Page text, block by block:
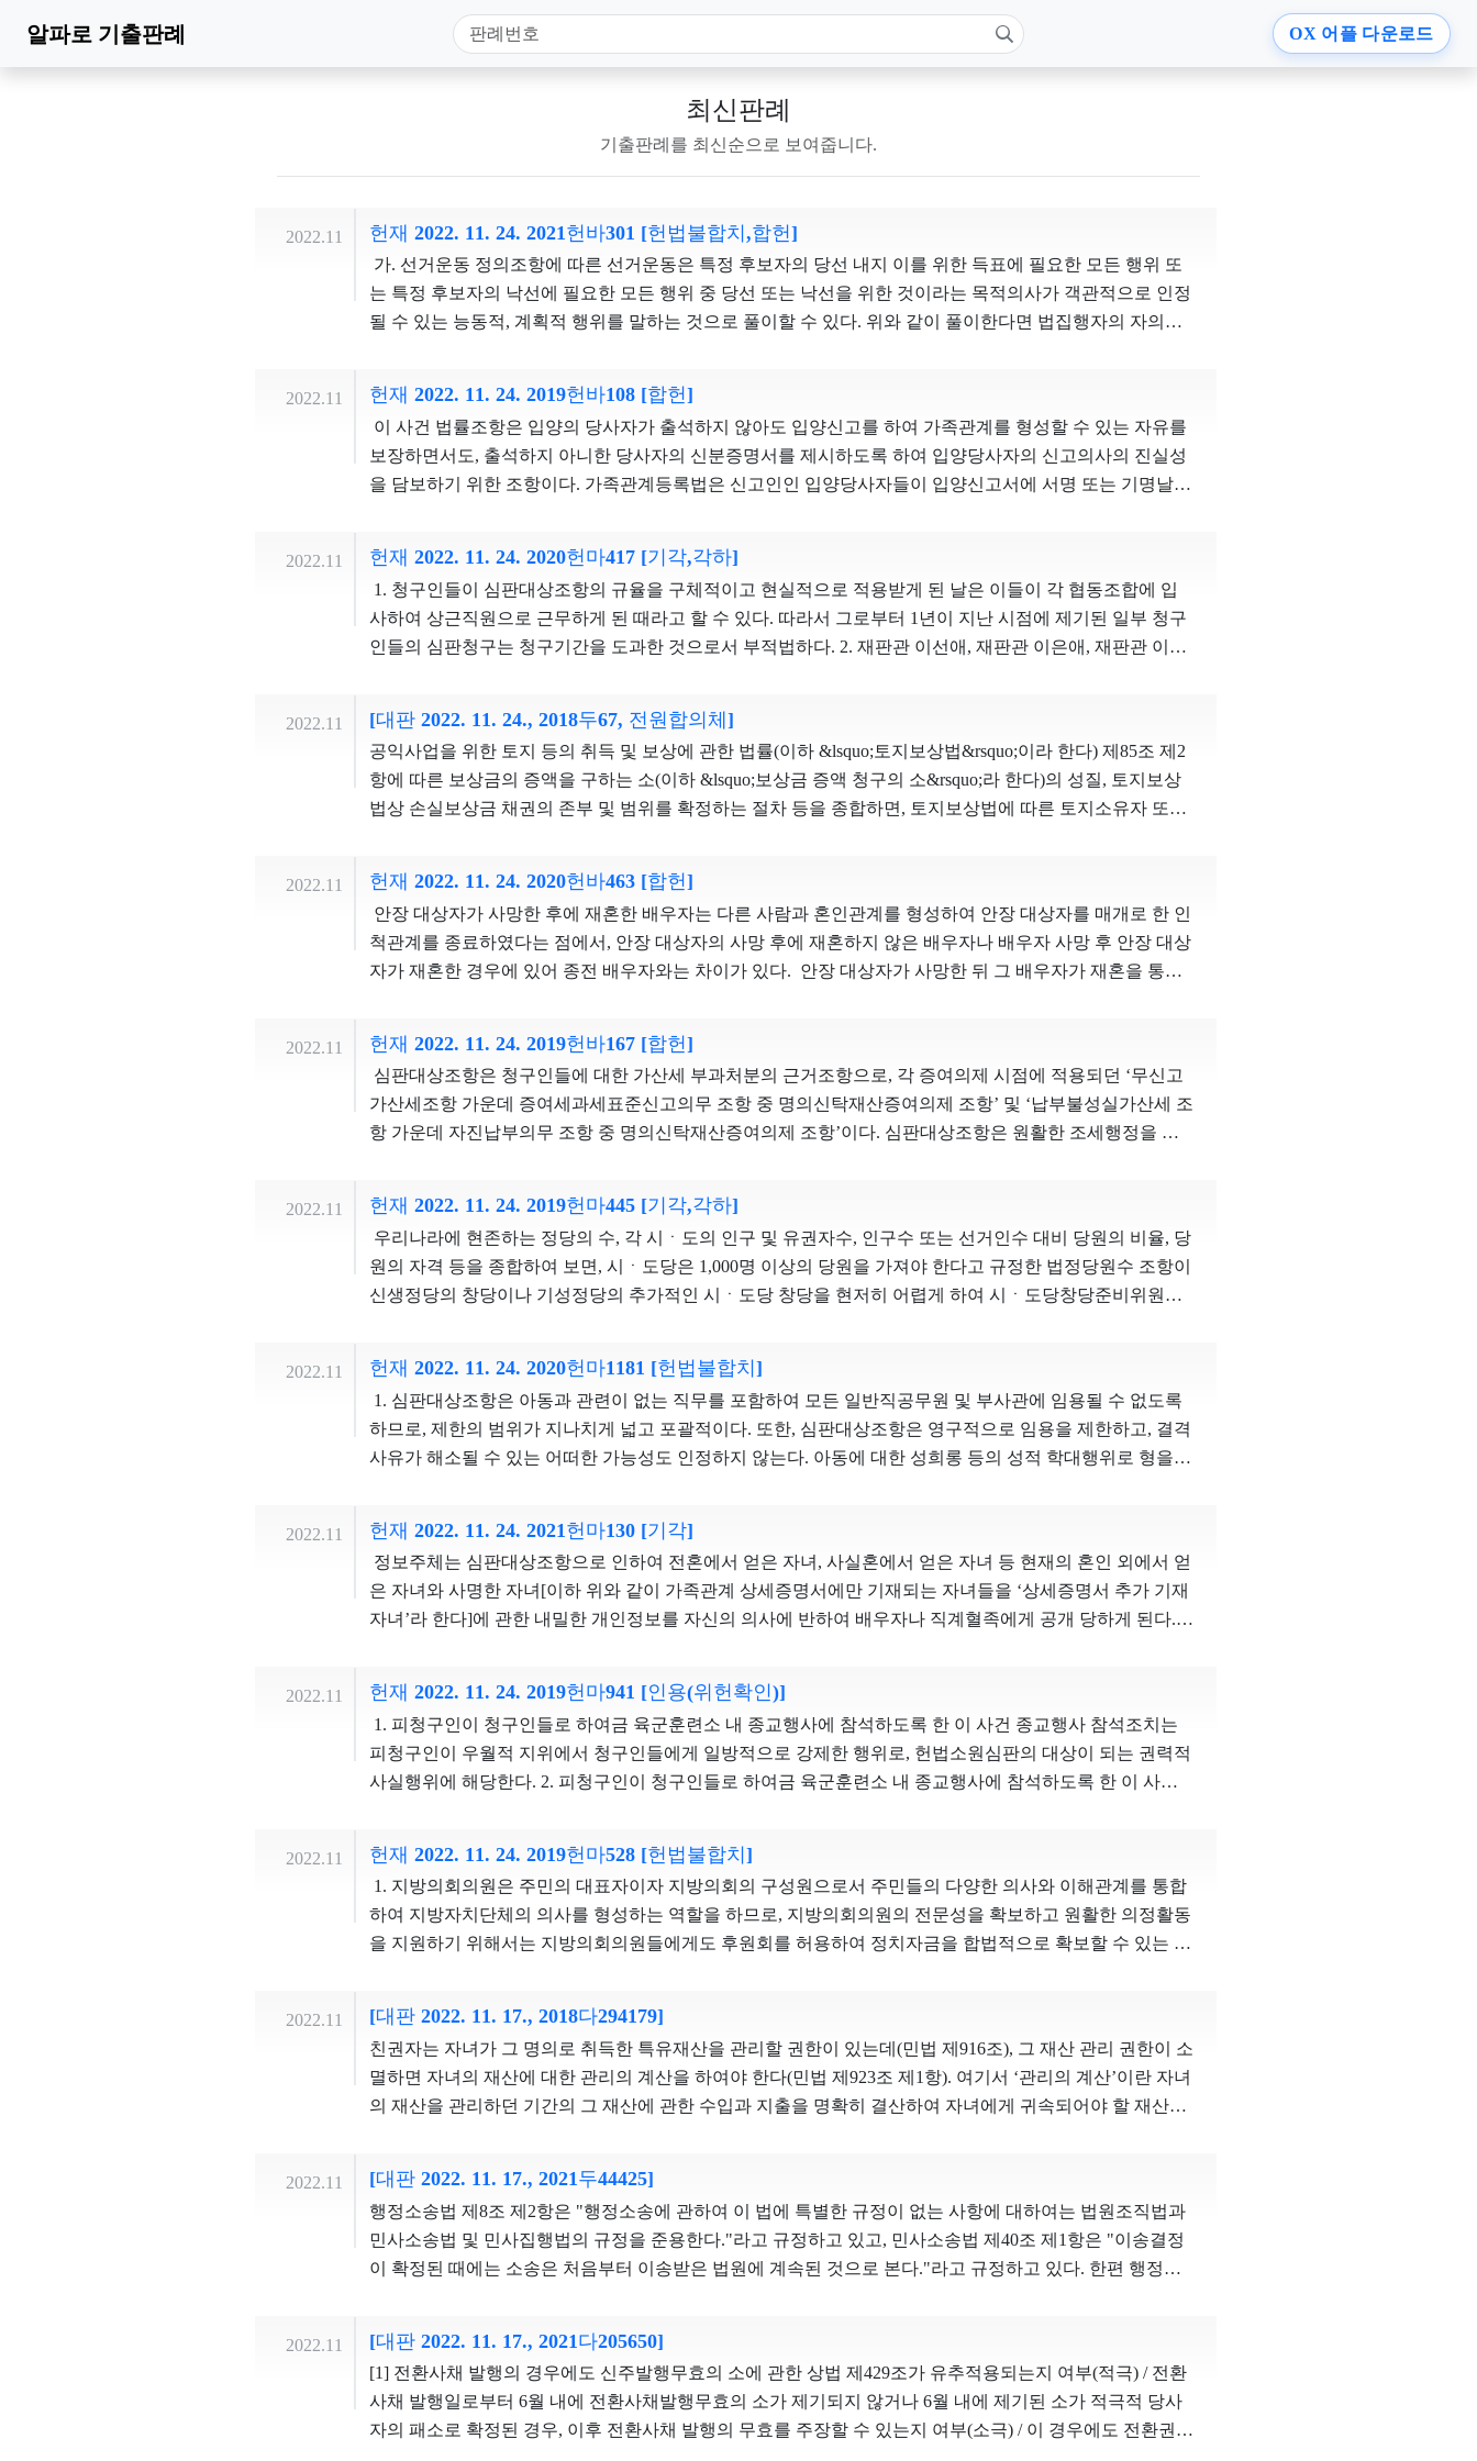
알파로 기출판례 OX 어플 다운로드
최신판례
기출판례를 최신순으로 보여줍니다.
2022.11 헌재 2022. 11. 24. 2021헌바301 [헌법불합치,합헌]
가. 선거운동 정의조항에 따른 선거운동은 특정 후보자의 당선 내지 이를 위한 득표에 필요한 모든 행위 또
는 특정 후보자의 낙선에 필요한 모든 행위 중 당선 또는 낙선을 위한 것이라는 목적의사가 객관적으로 인정
될 수 있는 능동적, 계획적 행위를 말하는 것으로 풀이할 수 있다. 위와 같이 풀이한다면 법집행자의 자의를
배되지 아니한다. 나. 사전선거운동 금지조항은 선거에 관한 정치적 표현행위 가운데 특정후보자의 당선 또
는 낙선을 도모한다는 목적의사가 뚜렷하게 인정되는 선거운동, 그중에서도 선전시설물․용구를 이용한 선
거운동을 선거운동기간 전에 한정하여 금지하고 있다. 이는 선거의 과열경쟁으로 인한 사회‧경제적 손실
의 발생을 방지하고 후보자 간의 실질적인 기회균등을 보장하기 위한 것으로서, 선거운동 등 정치적 표현의
2018헌바357등 결정에서 “공직선거법(2010. 1. 25. 법률 제9974호로 개정된 것) 제90조 제1항 제1호 중 ‘그 밖
의 광고물 설치․진열․게시’에 관한 부분, ‘현수막의 설치․게시’에 관한 부분, 같은 항 제2호 중 ‘그 밖의 표시
물 착용’에 관한 부분 및 공직선거법(2014. 2. 13. 법률 제12393호로 개정된 것) 제256조 제3항 제1호 아목 중
‘제90조 제1항 제1호의 그 밖의 광고물 설치․진열․게시, 현수막의 설치․게시, 같은 항 제2호의 그 밖의 표시
고물게시 금지조항을 포함하고 있는 위 시설물설치 등 금지조항에 대하여 헌법재판소가 이미 헌법불합치
결정을 선고하였으므로, 같은 취지로 광고물게시 금지조항은 헌법에 합치하지 아니함을 확인한다. 재판관
김기영의 사전선거운동 금지조항에 대한 반대의견 사전선거운동 금지조항은 매체의 종류, 규격, 이용 방법,
비용, 수량 등과 상관없이 선전시설물․용구 사용에 의한 사전선거운동을 금지한다. 사전선거운동 금지조항
선거운동에 이르지 않는 것까지도 위축시킬 우려도 있다. 사전선거운동 금지조항으로 인하여 달성되는 공
익에 비하여, 정치적 표현의 자유에 대한 제약이 매우 크므로, 사전선거운동 금지조항은 정치적 표현의 자유
를 침해한다.
2022.11 헌재 2022. 11. 24. 2019헌바108 [합헌]
이 사건 법률조항은 입양의 당사자가 출석하지 않아도 입양신고를 하여 가족관계를 형성할 수 있는 자유를
보장하면서도, 출석하지 아니한 당사자의 신분증명서를 제시하도록 하여 입양당사자의 신고의사의 진실성
을 담보하기 위한 조항이다. 가족관계등록법은 신고인인 입양당사자들이 입양신고서에 서명 또는 기명날인
의사의 진실성을 담보하기 위하여 제출하도록 한 신분증명서는 주민등록증, 운전면허증, 여권 등으로 자신
의 신분증명을 위하여 소지하여야 하고, 타인에게 넘어갈 경우에 부정사용될 가능성이 높아 함부로 타인에
게 교부하지 않는 서류이다. 신분증명서를 부정사용하여 입양신고가 이루어질 경우 형법에 따라 형사처벌
되고, 그렇게 이루어진 허위입양은 언제든지 입양무효확인의 소를 통하여 구제받을 수 있다. 비록 출석하지
라도 이 사건 법률조항이 원하지 않는 가족관계의 형성을 방지하기에 전적으로 부적합하거나 매우 부족한
수단이라고 볼 수는 없다. 따라서 이 사건 법률조항이 입양당사자의 가족생활의 자유를 침해한다고 보기 어
렵다. 재판관 이선애, 재판관 이은애의 반대의견 이 사건 법률조항은 출석하지 아니한 신고사건 본인의 신분
증명서를 제시하도록 하여 당사자의 진정한 입양의 합의를 확인한다. 그런데 일방당사자가 상대방의 신분
고가 있었다는 사실을 우편 통지함으로써 신고사건 본인의 의사에 반하여 이루어진 입양신고를 정정할 수
있는 기회가 실효적으로 부여되어야 한다. 그런데 입양신고서의 기재사항은 일방당사자의 신분증명서를 가
지고 있다면 손쉽게 가족관계증명서를 발급받아 알 수 있어 진정한 입양의 합의가 존재한다는 점을 담보할
수 없다. 한편, 가족관계등록법은 출석하지 아니한 신고사건 본인에게 입양신고가 이루어진 사실을 통지하
2022.11 헌재 2022. 11. 24. 2020헌마417 [기각,각하]
1. 청구인들이 심판대상조항의 규율을 구체적이고 현실적으로 적용받게 된 날은 이들이 각 협동조합에 입
사하여 상근직원으로 근무하게 된 때라고 할 수 있다. 따라서 그로부터 1년이 지난 시점에 제기된 일부 청구
인들의 심판청구는 청구기간을 도과한 것으로서 부적법하다. 2. 재판관 이선애, 재판관 이은애, 재판관 이종
합이 가지는 공법인적 특성과 기능적 공공성에 더하여, 협동조합의 상근직원이 각 지역 주민들의 생활에 매
우 밀접한 직무를 수행하고 있는 점 등을 고려해볼 때, 협동조합의 상근직원이 그 직을 그대로 유지한 채 선
거운동을 할 경우에는 선거의 공정성ㆍ형평성이 저해될 우려가 있다. 한편, 공직선거법과 농업협동조합법
ㆍ수산 업협동조합법에는 협동조합의 상근직원이 그의 지위와 권한을 선거운동에 남용하지 못하도록 제한
분명하고, 달리 입법목적을 달성할 수 있는 효과적인 대안을 상정하기도 어렵다. 심판대상조항은 정치적 의
사표현 중 당선 또는 낙선을 위한 직접적인 활동만을 금지할 뿐이므로, 협동조합의 상근직원은 여전히 선거
와 관련하여 일정 범위 내에서는 자유롭게 자신의 정치적 의사를 표현하면서 후보자에 대한 정보를 충분히
교환할 수 있다. 따라서 심판대상조항은 침해의 최소성 및 법익의 균형성을 충족한다. 결국 심판대상조항은
지만, 그 존립목적이나 설립ㆍ관리의 측면에서 볼 때 자주적 단체로서 기본적으로 사법인에 가깝다고 할 수
있다. 또한 협동조합의 상근직원이 수행하는 직무 내용은 일반 사기업 직원의 직무와 크게 다르지 않으며,
이들에게 정치적 중립성이 요구된다거나, 선거운동에 부당하게 동원할 우려가 있는 권력적 요소 내지 영향
력이 있다고 볼 수도 없다. 이러한 점을 종합하여 볼 때, 특별히 협동조합의 상근직원에 대하여 선거운동을
분히 마련하고 있다. 설령 이러한 제반 규정들만으로 선거의 공정성을 담보하기 부족하다고 하더라도, 협동
조합 상근직원 중 선거운동이 제한되는 주체의 범위를 최소화하거나, 제한되는 선거운동의 범위를 최소화
하려는 노력 없이, 일률적으로 모든 상근직원에 대하여 일체의 선거운동을 원칙적으로 금지하는 것은 선거
운동의 자유를 과도하게 제한하는 것이다. 따라서 심판대상조항은 과잉금지원칙에 반하여 청구인들의 선거
2022.11 [대판 2022. 11. 24., 2018두67, 전원합의체]
공익사업을 위한 토지 등의 취득 및 보상에 관한 법률(이하 &lsquo;토지보상법&rsquo;이라 한다) 제85조 제2
항에 따른 보상금의 증액을 구하는 소(이하 &lsquo;보상금 증액 청구의 소&rsquo;라 한다)의 성질, 토지보상
법상 손실보상금 채권의 존부 및 범위를 확정하는 절차 등을 종합하면, 토지보상법에 따른 토지소유자 또는
보상금 증액 청구의 소를 제기하고 그 소송을 수행할 당사자적격을 상실하지 않는다고 보아야 한다. 그 상세
한 이유는 다음과 같다. ① 토지보상법 제85조 제2항은 토지소유자 등이 보상금 증액 청구의 소를 제기할 때
에는 사업시행자를 피고로 한다고 규정하고 있다. 위 규정에 따른 보상금 증액 청구의 소는 토지소유자 등이
사업시행자를 상대로 제기하는 당사자소송의 형식을 취하고 있지만, 토지수용위원회의 재결 중 보상금 산
진다. 행정소송법 제12조 전문은 &ldquo;취소소송은 처분 등의 취소를 구할 법률상 이익이 있는 자가 제기할
수 있다.&rdquo;라고 규정하고 있다. 앞서 본 바와 같이 보상금 증액 청구의 소는 항고소송의 성질을 가지므
로, 토지소유자 등에 대하여 금전채권을 가지고 있는 제3자는 재결에 대하여 간접적이거나 사실적&middot;
경제적 이해관계를 가질 뿐 재결을 다툴 법률상의 이익이 있다고 할 수 없어 직접 또는 토지소유자 등을 대
령에 따라 토지수용위원회의 재결을 거쳐 이루어지는 손실보상금 채권은 관계 법령상 손실보상의 요건에
해당한다는 것만으로 바로 존부 및 범위가 확정된다고 볼 수 없다. 토지소유자 등이 사업시행자로부터 손실
보상을 받기 위해서는 사업시행자와 협의가 이루어지지 않으면 토지보상법 제34조, 제50조 등에 규정된 재
결절차를 거친 뒤에 그 재결에 대하여 불복이 있는 때에 비로소 토지보상법 제83조 내지 제85조에 따라 이의
관할 토지수용위원회의 재결 또는 행정소송 절차를 거쳐야 비로소 구체적인 권리의 존부 및 범위가 확정된
다. 아울러 토지보상법령은 토지소유자 등으로 하여금 위와 같은 손실보상금 채권의 확정을 위한 절차를 진
행하도록 정하고 있다. 따라서 사업인정고시 이후 위와 같은 절차를 거쳐 장래 확정될 손실보상금 채권에 관
하여 채권자가 압류 및 추심명령을 받을 수는 있지만, 그 압류 및 추심명령이 있다고 하여 추심채권자가 위
소유자 등이 토지보상법 제85조 제2항에 따라 보상금 증액 청구의 소를 제기한 경우, 그 손실보상금 채권에
관하여 압류 및 추심명령이 있다고 하더라도 추심채권자가 그 절차에 참여할 자격을 취득하는 것은 아니므
로, 보상금 증액 청구의 소를 제기한 토지소유자 등의 지위에 영향을 미친다고 볼 수 없다. 따라서 보상금 증
액 청구의 소의 청구채권에 관하여 압류 및 추심명령이 있더라도 토지소유자 등이 그 소송을 수행할 당사자
2022.11 헌재 2022. 11. 24. 2020헌바463 [합헌]
안장 대상자가 사망한 후에 재혼한 배우자는 다른 사람과 혼인관계를 형성하여 안장 대상자를 매개로 한 인
척관계를 종료하였다는 점에서, 안장 대상자의 사망 후에 재혼하지 않은 배우자나 배우자 사망 후 안장 대상
자가 재혼한 경우에 있어 종전 배우자와는 차이가 있다. 안장 대상자가 사망한 뒤 그 배우자가 재혼을 통해
재혼하지 않은 배우자나 배우자 사망 후 안장 대상자가 재혼한 경우의 종전 배우자는 자신이 사망할 때까지
안장 대상자의 배우자로서의 실체를 유지하였다는 점에서 합장을 허용하는 것이 국가와 사회를 위하여 헌
신하고 희생한 안장 대상자의 충의와 위훈의 정신을 기리고자 하는 국립묘지 안장의 취지에 부합하고, 안장
대상자의 사망 후 그 배우자가 재혼을 통하여 새로운 가족관계를 형성한 경우에 그를 안장 대상자와의 합장
관 이은애, 재판관 이종석, 재판관 이영진, 재판관 김기영의 반대의견 안장 대상자의 배우자는 직접 국가를
위해 희생ㆍ공헌한 사람은 아니지만 안장 대상자의 공헌과 희생에 직ㆍ간접적으로 조력하고 그로 인한 어
려움을 함께 공유한 사람이다. 국가는 안장 대상자와 배우자의 이러한 관계를 고려하여 원칙적으로 안장 대
상자의 배우자도 국립묘지에 합장될 수 있도록 허용함으로써 예우를 제공하고 있는 것이다. 안장 대상자의
다. 안장 대상자의 사망 후에 배우자가 재혼하였다는 이유만으로 국립묘지에 합장할 수 없다고 한다면, 그들
의 자녀로서는 부모를 합장할 수 없게 되므로 안장 대상자의 자녀에 대한 예우와 지원의 측면에서도 합리적
이라고 보기 어렵다. 합장대상에 안장 대상자 사망 후 재혼한 배우자를 새로이 포함시킨다 하더라도 추가로
소요되는 국가의 재정적 부담은 크지 않다. 따라서 안장 대상자의 사망 후 배우자가 재혼하였다는 이유만으
2022.11 헌재 2022. 11. 24. 2019헌바167 [합헌]
심판대상조항은 청구인들에 대한 가산세 부과처분의 근거조항으로, 각 증여의제 시점에 적용되던 ‘무신고
가산세조항 가운데 증여세과세표준신고의무 조항 중 명의신탁재산증여의제 조항’ 및 ‘납부불성실가산세 조
항 가운데 자진납부의무 조항 중 명의신탁재산증여의제 조항’이다. 심판대상조항은 원활한 조세행정을 위
수하지 아니하여 얻게 된 미납이자 상당액을 확보하기 위한 것이다. 심판대상조항에 의한 무신고가산세는
‘상속세 및 증여세법’에 따른 산출세액의 100분의 20에 상당하는 금액으로 하나, 납부불성실가산세는 미납
세액에 대하여 미납부일수에 따른 연체이자율을 곱한 금액으로 하므로, 납부불성실가산세는 경우에 따라
증여세 본세를 초과하는 사례가 발생할 수 있다. 그러나 납부불성실가산세는 미납세액에 대해 미납일수 기
도 가지고 있으므로, 납부불성실가산세에서 납세의무자의 의무위반의 정도는 ‘미납세액의 다과’와 ‘미납기
간의 장단’이라는 두 가지 요소에 의해 결정되는 것이 합리적이다. 또한 명의신탁으로 ‘조세회피의 목적’이
인정되는 경우에 한하여 증여의제가 되므로 ‘조세회피의 목적’이 없는 명의신탁의 경우에는 증여세 및 가산
세가 부과되지 않고, 정당한 사유가 있는 경우 가산세가 감면 또는 면제되는 점을 고려할 때, 심판대상조항
2022.11 헌재 2022. 11. 24. 2019헌마445 [기각,각하]
우리나라에 현존하는 정당의 수, 각 시ㆍ도의 인구 및 유권자수, 인구수 또는 선거인수 대비 당원의 비율, 당
원의 자격 등을 종합하여 보면, 시ㆍ도당은 1,000명 이상의 당원을 가져야 한다고 규정한 법정당원수 조항이
신생정당의 창당이나 기성정당의 추가적인 시ㆍ도당 창당을 현저히 어렵게 하여 시ㆍ도당창당준비위원회
성에 참여하는 활동을 하는 것도 가능하다. 그밖에 홈페이지, 블로그, 사회관계망 서비스(SNS) 등을 활용하
여 시ㆍ도당 창당 지연으로 인한 정당활동의 위축을 최소화할 방법도 널리 열려 있다. 각 시ㆍ도당창당준비
위원회의 대표자들은 법정당원수 조항으로 인해 당원이 1,000명 이상이 될 때까지 시ㆍ도당 창당이 지연되
는 불이익을 입을 뿐이므로, 이들이 제한받는 사익의 정도가 공익에 비하여 크다고 보기도 어렵다. 따라서
와 정당활동의 자유를 포함한 정당의 자유를 침해하지 아니한다. 재판관 이석태, 재판관 김기영, 재판관 이
미선의 반대의견 법정당원수 조항은 헌법 제8조 제1항의 정당의 자유 자체를 처음부터 전면 부정하는 결과
를 초래한다는 점에서 입법목적의 정당성 및 수단의 적합성을 인정하기 어렵다. 설령 ‘당원수’를 정당이 헌
법적 과제를 이행하기 위하여 필요한 최소한의 견고하고 지속적인 조직요건을 판단하는 유일한 기준으로
부합한다. 나아가 정당법상 당원협의회는 그 활동을 위한 사무소 등을 일체 둘 수 없도록 규정하고 있으므로
당원협의회를 통해 국민의 정치적 의사형성에 참여하는 활동이 충분히 가능하다거나, 당원협의회가 시ㆍ도
당을 대신할 수 있다고 보기도 어렵다. 신생정당과 기성정당을 구분하여 시ㆍ도당의 조직요건을 달리 정하
는 방안 등 법정당원수 조항으로 인한 기본권 침해가 최소화될 수 있는 방안을 강구하는 것이 어려워 보이지
2022.11 헌재 2022. 11. 24. 2020헌마1181 [헌법불합치]
1. 심판대상조항은 아동과 관련이 없는 직무를 포함하여 모든 일반직공무원 및 부사관에 임용될 수 없도록
하므로, 제한의 범위가 지나치게 넓고 포괄적이다. 또한, 심판대상조항은 영구적으로 임용을 제한하고, 결격
사유가 해소될 수 있는 어떠한 가능성도 인정하지 않는다. 아동에 대한 성희롱 등의 성적 학대행위로 형을
따라서 심판대상조항은 과잉금지원칙에 위배되어 청구인의 공무담임권을 침해한다. 2. 심판대상조항을 구
체적으로 어떻게 합헌적으로 조정할 것인지는 원칙적으로 입법자의 형성재량에 속하므로, 입법자가 여러
정책적 대안을 숙고하고 충분한 사회적 합의를 거쳐 위헌성을 해소할 수 있도록 하기 위하여, 심판대상조항
에 대하여 헌법불합치 결정을 선고하되 2024. 5. 31.을 시한으로 개선입법이 있을 때까지 계속 적용을 명한
람으로 하여금 공무원의 직무를 수행하게 하는 것은 공직에 대한 국민의 신뢰를 손상시키고, 원활한 공무수
행에 어려움을 초래할 우려가 있다. 심판대상조항은 구체적인 행위태양이나 형량 등을 불문하고 일률적으
로 적용되지만, 아동에 대한 성적 학대행위는 그 자체로 죄질이 불량하고 비난가능성이 높다. 또한, 심판대
상조항은 아동 관련 직무 여부를 불문하고, 기간의 제한을 두지 않고 영구적으로 임용을 제한하지만, 아동학
공무를 수행할 경우 공직 전반에 대한 국민의 신뢰를 유지하기 어렵다는 점을 고려하면, 법익의 균형성도 인
정된다. 따라서 심판대상조항은 청구인의 공무담임권을 침해하지 않는다.
2022.11 헌재 2022. 11. 24. 2021헌마130 [기각]
정보주체는 심판대상조항으로 인하여 전혼에서 얻은 자녀, 사실혼에서 얻은 자녀 등 현재의 혼인 외에서 얻
은 자녀와 사명한 자녀[이하 위와 같이 가족관계 상세증명서에만 기재되는 자녀들을 ‘상세증명서 추가 기재
자녀’라 한다]에 관한 내밀한 개인정보를 자신의 의사에 반하여 배우자나 직계혈족에게 공개 당하게 된다.
호가치가 높다고 단정하기 어렵다. 심판대상조항은 정보주체의 배우자나 직계혈족이 스스로의 정당한 법
적 이익을 지키기 위하여 정보주체 본인의 위임 없이도 가족관계 상세증명서를 간편하게 발급받을 수 있게
해 주는 것이므로, 상세증명서 추가 기재 자녀의 입장에서 보아도 자신의 개인정보가 공개되는 것을 중대한
불이익이라고 평가하기는 어렵다. 나아가 가족관계 관련 법령은 가족관계증명서 발급 청구에 관한 부당한
상조항은 그 입법목적과 그로 인해 제한되는 개인정보자기결정권 사이에 적절한 균형을 달성한 것으로 평
가할 수 있다. 심판대상조항은 과잉금지원칙에 위배되어 청구인의 개인정보자기결정권을 침해하지 아니한
다. 재판관 유남석, 재판관 이미선의 반대의견 심판대상조항은 구체적인 법적 분쟁이 발생하기 전이라 하더
라도 배우자나 직계혈족이 자신의 친족관계를 정확히 확인하고 부양의무의 분담이나 상속분을 정확히 예측
게 공개된다. 따라서 심판대상조항이 달성하려는 입법목적과 심판대상조항에 의해 제한되는 개인정보자기
결정권의 보호가치 모두 낮다고 단정하기 어렵다. 국가의 개입은 그 정보가 개인의 내밀한 영역에 가까울수
록 그에 비례하여 자제하여야 한다. 그러나 심판대상조항은 상세증명서 추가 기재 자녀에 관한 내밀한 정보
의 공개 여부, 시점, 방법에 관한 결정권을 정보주체의 배우자나 직계혈족에게만 부여할 뿐, 정보주체가 개
자녀나 배우자에게 공개되는 불이익을 입는다. 이와 같이 심판대상조항은 정보주체의 현재의 혼인의 배우
자 및 직계혈족의 이익 보호에만 지나치게 치우친 방법이므로, 달성하려는 입법목적과 그로 인해 제한되는
개인정보자기결정권 사이에 적절한 균형을 달성하지 못하였다. 심판대상조항은 과잉금지원칙에 위반되어
청구인의 개인정보자기결정권을 침해한다.
2022.11 헌재 2022. 11. 24. 2019헌마941 [인용(위헌확인)]
1. 피청구인이 청구인들로 하여금 육군훈련소 내 종교행사에 참석하도록 한 이 사건 종교행사 참석조치는
피청구인이 우월적 지위에서 청구인들에게 일방적으로 강제한 행위로, 헌법소원심판의 대상이 되는 권력적
사실행위에 해당한다. 2. 피청구인이 청구인들로 하여금 육군훈련소 내 종교행사에 참석하도록 한 이 사건
하나에 참석하도록 한 것은 그 자체로 종교적 행위의 외적 강제에 해당한다. 이는 피청구인이 위 4개 종교를
승인하고 장려한 것이자, 여타 종교 또는 무종교보다 이러한 4개 종교 중 하나를 가지는 것을 선호한다는 점
을 표현한 것이라고 보여질 수 있으므로 국가의 종교에 대한 중립성을 위반하여 특정 종교를 우대하는 것이
다. 또한, 이 사건 종교행사 참석조치는 국가가 종교를, 군사력 강화라는 목적을 달성하기 위한 수단으로 전
는 기회를 제공하므로, 국가와 종교의 밀접한 결합을 초래한다는 점에서 정교분리원칙에 위배된다. 4. 피청
구인이 청구인들로 하여금 육군훈련소 내 종교행사에 참석하도록 한 이 사건 종교행사 참석조치는 군에서
필요한 정신전력을 강화하는 데 기여하기보다 오히려 해당 종교와 군 생활에 대한 반감이나 불쾌감을 유발
하여 역효과를 일으킬 소지가 크고, 훈련병들의 정신전력을 강화할 수 있는 방법으로 종교적 수단 이외에 일
하여 청구인들의 종교의 자유를 침해한다. 재판관 이선애, 재판관 이은애, 재판관 이영진의 반대의견 군인
복무기본법 제15조 제3항은 ‘모든 군인은 자기의 의사에 반하여 종교의식에 참여하도록 강요받지 아니한
다’고 명시하고 있는 점, 육군훈련소 ‘훈육 및 병영생활지도 지침서’도 종교행사 미참석자의 개인정비 및 자
유시간을 보장한다고 명시하는 점, 이 사건 당시 분대장의 발언 내용, 육군훈련소에서 훈련을 받은 다른 기
에 이르는 효과를 나타내었을 것이라고 단정하기 어렵다. 따라서 이 사건 종교행사 참석조치는 헌법소원의
대상이 되는 공권력의 행사라고 볼 수 없다. 또한, 군인에 대한 종교의식 참석 강제가 허용되지 않는다는 점
은 이미 군인복무기본법에 반영되어 있으므로, 육군훈련소에서 종교행사 참 석을 강제하는 행위가 향후 여
러 차례 발생할 위험성이 있다거나 이에 관한 헌법적 해명의 필요성이 인정된다고 보기 어려워 예외적인 심
2022.11 헌재 2022. 11. 24. 2019헌마528 [헌법불합치]
1. 지방의회의원은 주민의 대표자이자 지방의회의 구성원으로서 주민들의 다양한 의사와 이해관계를 통합
하여 지방자치단체의 의사를 형성하는 역할을 하므로, 지방의회의원의 전문성을 확보하고 원활한 의정활동
을 지원하기 위해서는 지방의회의원들에게도 후원회를 허용하여 정치자금을 합법적으로 확보할 수 있는 방
으로 규제할 수 있으므로, 후원회 지정 자체를 금지하는 것은 오히려 지방의회의원의 정치자금 모금을 음성
화시킬 우려가 있다. 현재 지방의회의원에게 지급되는 의정활동비 등은 의정활동에 전념하기에 충분하지
않고, 지방의회는 유능한 신인정치인의 유입 통로가 되므로, 지방의회의원에게 후원회를 지정할 수 없도록
하는 것은 경제력을 갖추지 못한 사람의 정치입문을 저해할 수도 있다. 따라서 심판대상조항이 국회의원과
해한다. 2. 심판대상조항에 대하여 단순위헌결정을 하여 그 효력을 상실시키게 되면 국회의원 역시 후원회
를 지정할 수 있는 근거규정이 사라지게 되므로, 심판대상조항에 대하여 단순위헌결정을 선고하는 대신 헌
법불합치결정을 선고한다. 입법자는 2024. 5. 31.까지 개선입법을 하여야 하고, 이 조항은 입법자의 개선입법
이 이루어질 때까지 계속 적용을 명한다. 재판관 이선애, 재판관 이종석의 반대의견 후원회 제도는 사회구성
제는 입법자가 입법정책적으로 결정할 사항으로서 광범위한 입법재량 내지 형성의 자유가 인정된다. 정치
자금법이 선거와 무관한 후원회 설치를 제한적으로 인정하고 있는 것은 과거 수차례 불법적 정치자금의 폐
해를 겪었던 우리의 역사적 경험을 반영한 것이고, 임기를 개시한 현직 정치인에게 후원회 설치를 인정하게
되면 현직자에게 후원금이 집중되어 다음 선거에서 공정하고 평등한 경쟁을 보장할 수 없으며, 소수의 고액
2022.11 [대판 2022. 11. 17., 2018다294179]
친권자는 자녀가 그 명의로 취득한 특유재산을 관리할 권한이 있는데(민법 제916조), 그 재산 관리 권한이 소
멸하면 자녀의 재산에 대한 관리의 계산을 하여야 한다(민법 제923조 제1항). 여기서 ‘관리의 계산’이란 자녀
의 재산을 관리하던 기간의 그 재산에 관한 수입과 지출을 명확히 결산하여 자녀에게 귀속되어야 할 재산과
자녀에게 귀속되어야 할 재산을 인도하거나 이전할 의무가 있다. 한편 부모는 자녀를 공동으로 양육할 책임
이 있고 양육에 소요되는 비용도 원칙적으로 공동으로 부담하여야 하는 점을 고려할 때, 친권자는 자녀의 특
유재산을 자신의 이익을 위하여 임의로 사용할 수 없음은 물론 자녀의 통상적인 양육비용으로도 사용할 수
도 없는 것이 원칙이나, 친권자가 자신의 자력으로는 자녀를 부양하거나 생활을 영위하기 곤란한 경우, 친권
우 등과 같이 정당한 사유가 있는 경우에는 자녀의 특유재산을 그와 같은 목적으로 사용할 수 있다. 따라서
친권자는 자녀에 대한 재산 관리 권한에 기하여 자녀에게 지급되어야 할 돈을 자녀 대신 수령한 경우 그 재
산 관리 권한이 소멸하면 그 돈 중 재산 관리 권한 소멸 시까지 위와 같이 정당하게 지출한 부분을 공제한 나
머지를 자녀 또는 그 법정대리인에게 반환할 의무가 있다. 이 경우 친권자가 자녀를 대신하여 수령한 돈을
2022.11 [대판 2022. 11. 17., 2021두44425]
행정소송법 제8조 제2항은 "행정소송에 관하여 이 법에 특별한 규정이 없는 사항에 대하여는 법원조직법과
민사소송법 및 민사집행법의 규정을 준용한다."라고 규정하고 있고, 민사소송법 제40조 제1항은 "이송결정
이 확정된 때에는 소송은 처음부터 이송받은 법원에 계속된 것으로 본다."라고 규정하고 있다. 한편 행정소
에 비추어 보면, 원고가 행정소송법상 항고소송으로 제기해야 할 사건을 민사소송으로 잘못 제기한 경우에
수소법원이 그 항고소송에 대한 관할을 가지고 있지 아니하여 관할법원에 이송하는 결정을 하였고, 그 이송
결정이 확정된 후 원고가 항고소송으로 소 변경을 하였다면, 그 항고소송에 대한 제소기간의 준수 여부는 원
칙적으로 처음에 소를 제기한 때를 기준으로 판단하여야 한다.
2022.11 [대판 2022. 11. 17., 2021다205650]
[1] 전환사채 발행의 경우에도 신주발행무효의 소에 관한 상법 제429조가 유추적용되는지 여부(적극) / 전환
사채 발행일로부터 6월 내에 전환사채발행무효의 소가 제기되지 않거나 6월 내에 제기된 소가 적극적 당사
자의 패소로 확정된 경우, 이후 전환사채 발행의 무효를 주장할 수 있는지 여부(소극) / 이 경우에도 전환권의